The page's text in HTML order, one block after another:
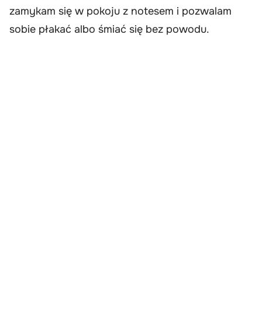
zamykam się w pokoju z notesem i pozwalam
sobie płakać albo śmiać się bez powodu.